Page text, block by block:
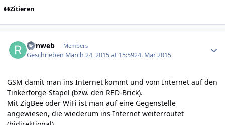
Zitieren
reinweb Members
Geschrieben March 24, 2015 at 15:5924. Mär 2015
GSM damit man ins Internet kommt und vom Internet auf den
Tinkerforge-Stapel (bzw. den RED-Brick).
Mit ZigBee oder WiFi ist man auf eine Gegenstelle
angewiesen, die wiederum ins Internet weiterroutet